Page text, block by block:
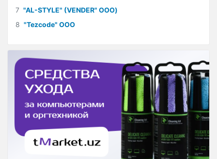
7 "AL-STYLE" (VENDER" ООО)
8 "Tezcode" ООО